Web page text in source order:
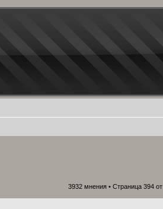
3932 мнения • Страница 394 от